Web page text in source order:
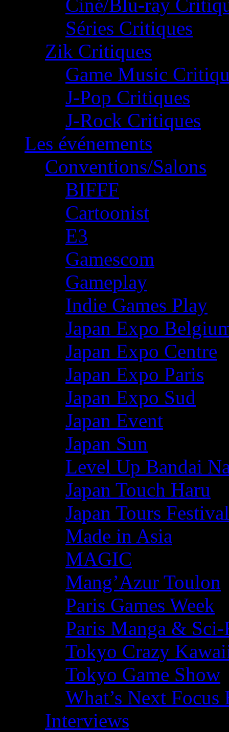
Ciné/Blu-ray
Séries Critiques
Zik Critiques
Game Music
J-Pop Critiques
J-Rock Critiques
Les événements
Conventions/Salons
BIFFF
Cartoonist
E3
Gamescom
Gameplay
Indie Games Play
Japan Expo
Japan Expo Centre
Japan Expo Paris
Japan Expo Sud
Japan Event
Japan Sun
Level Up Bandai
Japan Touch Haru
Japan Tours Festival
Made in Asia
MAGIC
Mang’Azur Toulon
Paris Games Week
Paris Manga &
Tokyo Crazy
Tokyo Game Show
What’s Next
Interviews